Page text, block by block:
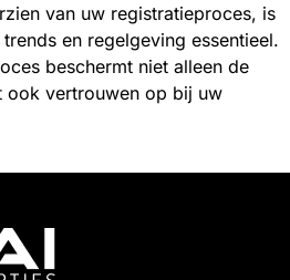
van uw registratieproces, is
en regelgeving essentieel.
beschermt niet alleen de
ook vertrouwen op bij uw